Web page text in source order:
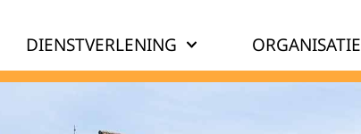
DIENSTVERLENING ORGANISATIE